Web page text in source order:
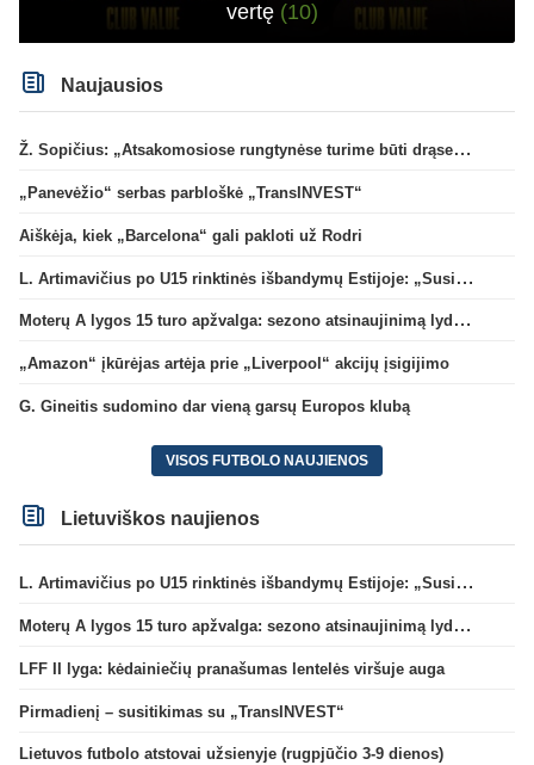
vertę (10)
Naujausios
Ž. Sopičius: „Atsakomosiose rungtynėse turime būti drąsesni“
„Panevėžio“ serbas parbloškė „TransINVEST“
Aiškėja, kiek „Barcelona“ gali pakloti už Rodri
L. Artimavičius po U15 rinktinės išbandymų Estijoje: „Susikūrėme momentus, deja, nepavyko pasižymėti“
Moterų A lygos 15 turo apžvalga: sezono atsinaujinimą lydėjo žalgiriečių pergalės
„Amazon“ įkūrėjas artėja prie „Liverpool“ akcijų įsigijimo
G. Gineitis sudomino dar vieną garsų Europos klubą
VISOS FUTBOLO NAUJIENOS
Lietuviškos naujienos
L. Artimavičius po U15 rinktinės išbandymų Estijoje: „Susikūrėme momentus, deja, nepavyko pasižymėti“
Moterų A lygos 15 turo apžvalga: sezono atsinaujinimą lydėjo žalgiriečių pergalės
LFF II lyga: kėdainiečių pranašumas lentelės viršuje auga
Pirmadienį – susitikimas su „TransINVEST“
Lietuvos futbolo atstovai užsienyje (rugpjūčio 3-9 dienos)